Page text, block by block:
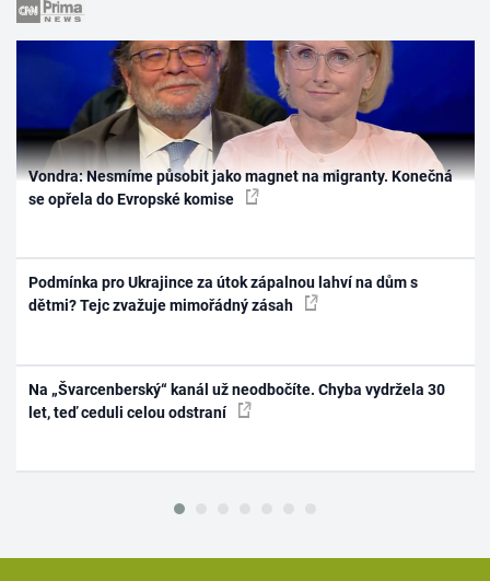
Vondra: Nesmíme působit jako magnet na migranty. Konečná
se opřela do Evropské komise
Podmínka pro Ukrajince za útok zápalnou lahví na dům s
dětmi? Tejc zvažuje mimořádný zásah
Na „Švarcenberský“ kanál už neodbočíte. Chyba vydržela 30
let, teď ceduli celou odstraní